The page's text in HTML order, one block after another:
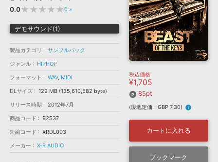
プラグイン・エフェクト »
サンプルパック »
ソフトウェア／ツール »
DAW »
効果音 »
キャンペーン »
特集 »
ニュースレター »
SONICWIREブログ »
製品サポート情報 »
DTMガイド »
FAQ »
お問い合わせ »
音楽カード
楽曲配信流通 サービス
無償のサウンド管理ソフト
VIENNA
EZ DRUMMER 3
ライセンスフリーBGM
サンプルパックを試そう
ボーカル抜き出し
DUBSTEP
MUTANT
ROUTER.FM
ソフト音源 プラグイン・エフェクト
ソフトウェア／ツール 効果音
ジャンル
メーカー
フォーマット
ランキング
0.0★★★★★0 »
デモサウンド(1)
製品カテゴリ
サンプルパック
ジャンル
HIPHOP
フォーマット
WAV, MIDI
DLサイズ
129 MB (135,610,582 byte)
リリース時期
2012年7月
商品コード
92537
短縮コード
XRDL003
メーカー
X-R AUDIO
税込価格
¥1,705
85pt
(現地定価：GBP 7.30) info
カートに入れる
ブックマーク